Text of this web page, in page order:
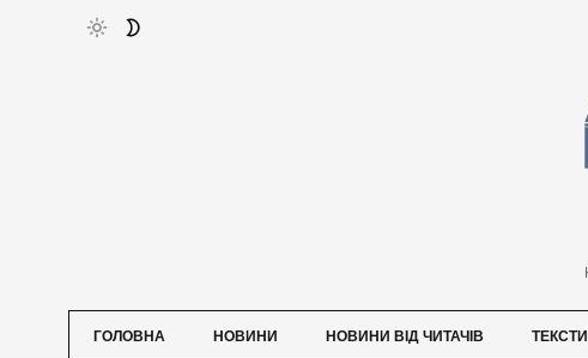
ГОЛОВНА НОВИНИ НОВИНИ ВІД ЧИТАЧІВ ТЕКСТИ